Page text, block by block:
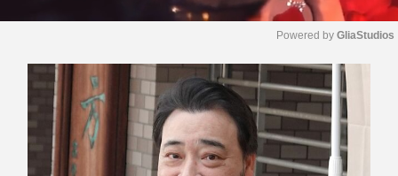
M
u
t
e
Powered by GliaStudios